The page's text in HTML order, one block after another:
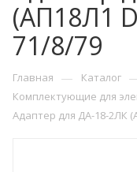
(АП18Л1
71/8/79
Главная — Каталог
Комплектующие для
Адаптер для ДА-18-2ЛК